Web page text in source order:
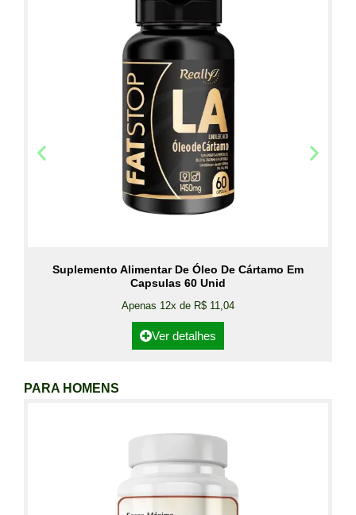
Suplemento Alimentar De Óleo De Cártamo Em
Capsulas 60 Unid
Apenas 12x de R$ 11,04
Ver detalhes
PARA HOMENS